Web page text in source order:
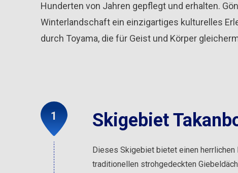
Hunderten von Jahren gepflegt und erhalten.
Winterlandschaft ein einzigartiges kulturelles
durch Toyama, die für Geist und Körper
Skigebiet
Dieses Skigebiet bietet einen
traditionellen strohgedeckten